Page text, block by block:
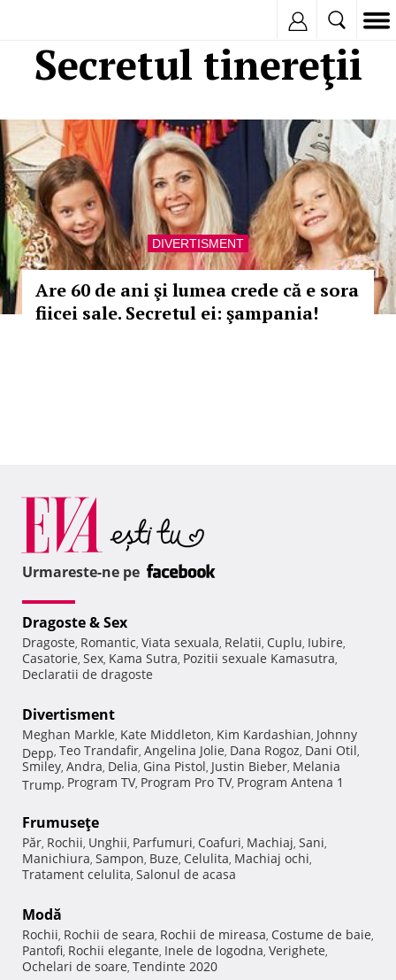
Secretul tinereţii
DIVERTISMENT
Are 60 de ani şi lumea crede că e sora
fiicei sale. Secretul ei: şampania!
Urmareste-ne pe
Dragoste & Sex
Dragoste, Romantic, Viata sexuala, Relatii, Cuplu, Iubire,
Casatorie, Sex, Kama Sutra, Pozitii sexuale Kamasutra,
Declaratii de dragoste
Divertisment
Meghan Markle, Kate Middleton, Kim Kardashian, Johnny
Depp, Teo Trandafir, Angelina Jolie, Dana Rogoz, Dani Otil,
Smiley, Andra, Delia, Gina Pistol, Justin Bieber, Melania
Trump, Program TV, Program Pro TV, Program Antena 1
Frumuseţe
Păr, Rochii, Unghii, Parfumuri, Coafuri, Machiaj, Sani,
Manichiura, Sampon, Buze, Celulita, Machiaj ochi,
Tratament celulita, Salonul de acasa
Modă
Rochii, Rochii de seara, Rochii de mireasa, Costume de baie,
Pantofi, Rochii elegante, Inele de logodna, Verighete,
Ochelari de soare, Tendinte 2020